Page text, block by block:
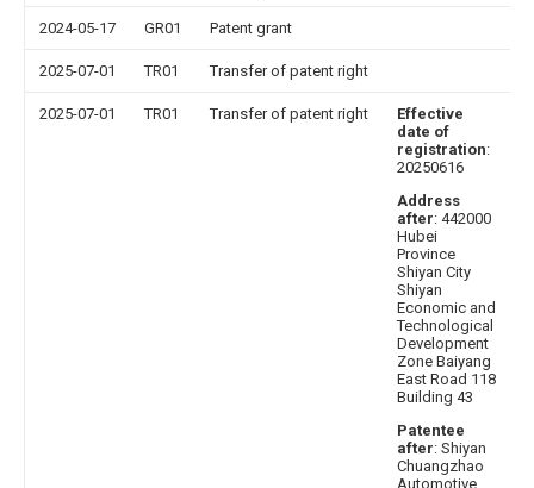
2024-05-17 GR01 Patent grant
2025-07-01 TR01 Transfer of patent right
2025-07-01 TR01 Transfer of patent right
Effective
date of
registration:
20250616
Address
after: 442000
Hubei
Province
Shiyan City
Shiyan
Economic and
Technological
Development
Zone Baiyang
East Road 118
Building 43
Patentee
after: Shiyan
Chuangzhao
Automotive